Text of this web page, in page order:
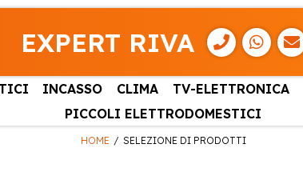
EXPERT RIVA
INCASSO CLIMA TV-ELETTRONICA
PICCOLI ELETTRODOMESTICI
HOME SELEZIONE DI PRODOTTI